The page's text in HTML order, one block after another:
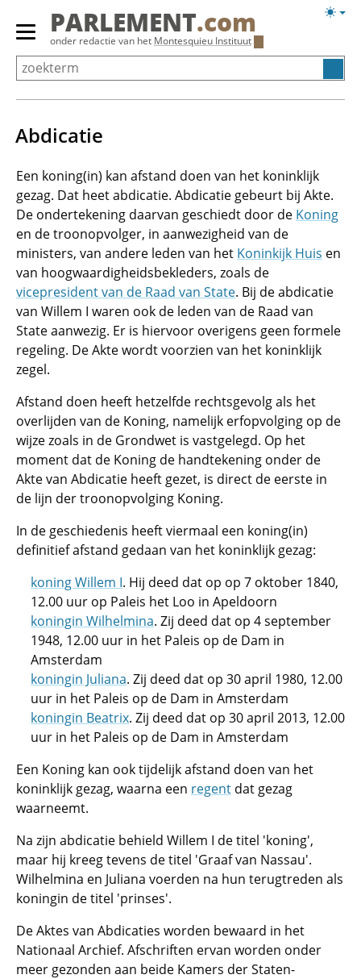
Overslaan
Primair
menu
tonen/verbergen
PARLEMENT.com
onder redactie van het Montesquieu Instituut
Abdicatie
Een koning(in) kan afstand doen van het koninklijk
gezag. Dat heet abdicatie. Abdicatie gebeurt bij Akte.
De ondertekening daarvan geschiedt door de Koning
en de troonopvolger, in aanwezigheid van de
ministers, van andere leden van het Koninkijk Huis en
van hoogwaardigheidsbekleders, zoals de
vicepresident van de Raad van State. Bij de abdicatie
van Willem I waren ook de leden van de Raad van
State aanwezig. Er is hiervoor overigens geen formele
regeling. De Akte wordt voorzien van het koninklijk
zegel.
Afstand doen heeft hetzelfde rechtsgevolg als het
overlijden van de Koning, namelijk erfopvolging op de
wijze zoals in de Grondwet is vastgelegd. Op het
moment dat de Koning de handtekening onder de
Akte van Abdicatie heeft gezet, is direct de eerste in
de lijn der troonopvolging Koning.
In de geschiedenis heeft viermaal een koning(in)
definitief afstand gedaan van het koninklijk gezag:
koning Willem I. Hij deed dat op op 7 oktober 1840,
12.00 uur op Paleis het Loo in Apeldoorn
koningin Wilhelmina. Zij deed dat op 4 september
1948, 12.00 uur in het Paleis op de Dam in
Amsterdam
koningin Juliana. Zij deed dat op 30 april 1980, 12.00
uur in het Paleis op de Dam in Amsterdam
koningin Beatrix. Zij deed dat op 30 april 2013, 12.00
uur in het Paleis op de Dam in Amsterdam
Een Koning kan ook tijdelijk afstand doen van het
koninklijk gezag, waarna een regent dat gezag
waarneemt.
Na zijn abdicatie behield Willem I de titel 'koning',
maar hij kreeg tevens de titel 'Graaf van Nassau'.
Wilhelmina en Juliana voerden na hun terugtreden als
koningin de titel 'prinses'.
De Aktes van Abdicaties worden bewaard in het
Nationaal Archief. Afschriften ervan worden onder
meer gezonden aan beide Kamers der Staten-